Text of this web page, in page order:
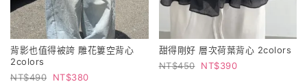
背影也值得被誇 雕花簍空背心
2colors
490
380
甜得剛好 層次荷葉背心 2colors
450
390